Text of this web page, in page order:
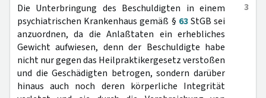
3
Die Unterbringung des Beschuldigten in einem
psychiatrischen Krankenhaus gemäß § 63StGB sei
anzuordnen, da die Anlaßtaten ein erhebliches
Gewicht aufwiesen, denn der Beschuldigte habe
nicht nur gegen das Heilpraktikergesetz verstoßen
und die Geschädigten betrogen, sondern darüber
hinaus auch noch deren körperliche Integrität